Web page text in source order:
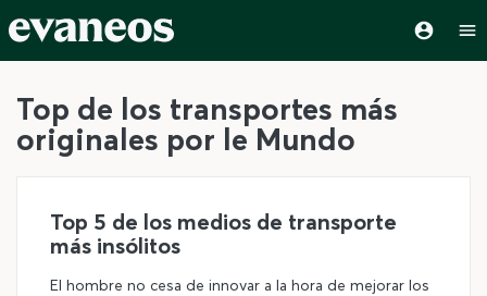
Top de los transportes más
originales por le Mundo
Top 5 de los medios de transporte
más insólitos
El hombre no cesa de innovar a la hora de mejorar los